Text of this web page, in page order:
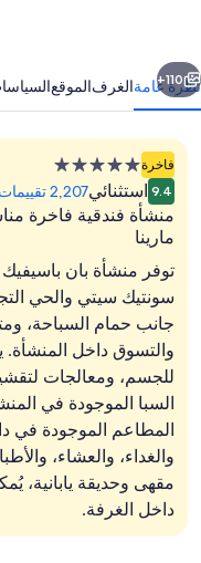
التالي
110+
نظرة عامةالغرفالموقع
فاخرةمنشأة
فندقية
مصنفة
بـ
نجوم
9.4 استثنائي2,207 تقييمات
منشأة فندقية فاخرة
مارينا
توفر منشأة بان
سونتيك سيتي والحي
جانب حمام السباحة،
والتسوق داخل المنشأة.
للجسم، ومعالجات
المطاعم الموجودة في
والغداء، والعشاء،
مقهى وحديقة يابانية،
داخل الغرفة.